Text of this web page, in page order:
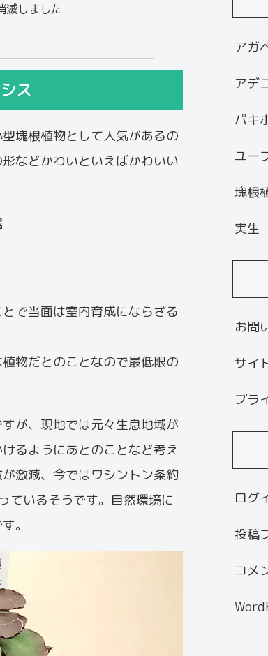
滅しました
ス
塊根植物として人気があるの
などかわいといえばかわいい
で当面は室内育成にならざる
物だとのことなので最低限の
が、現地では元々生息地域が
るようにあとのことなど考え
激減、今ではワシントン条約
ているそうです。自然環境に
。
アガ
アデ
パキ
ユー
塊根
実生
お問
サイ
プラ
ログ
投稿
コメ